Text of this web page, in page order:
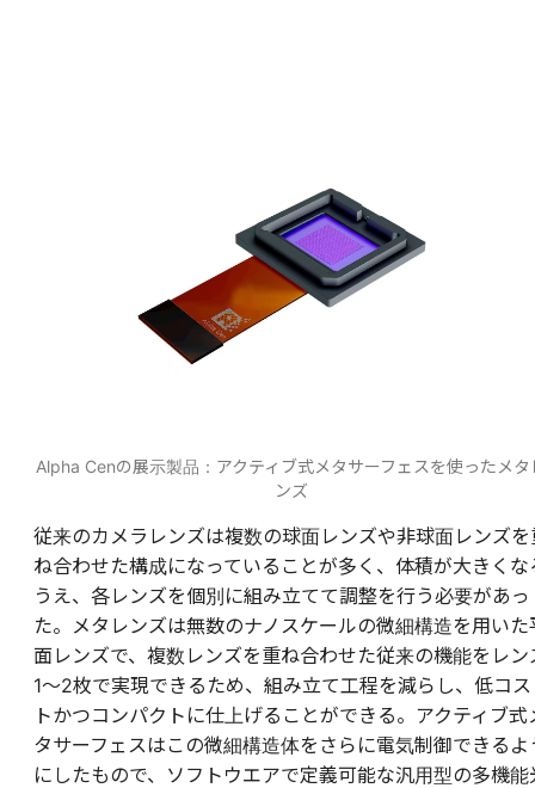
Alpha Cenの展示製品：アクティブ式メタサーフェスを使ったメタ
ンズ
従来のカメラレンズは複数の球面レンズや非球面レンズを
ね合わせた構成になっていることが多く、体積が大きくな
うえ、各レンズを個別に組み立てて調整を行う必要があっ
た。メタレンズは無数のナノスケールの微細構造を用いた
面レンズで、複数レンズを重ね合わせた従来の機能をレン
1～2枚で実現できるため、組み立て工程を減らし、低コス
トかつコンパクトに仕上げることができる。アクティブ式
タサーフェスはこの微細構造体をさらに電気制御できるよ
にしたもので、ソフトウエアで定義可能な汎用型の多機能